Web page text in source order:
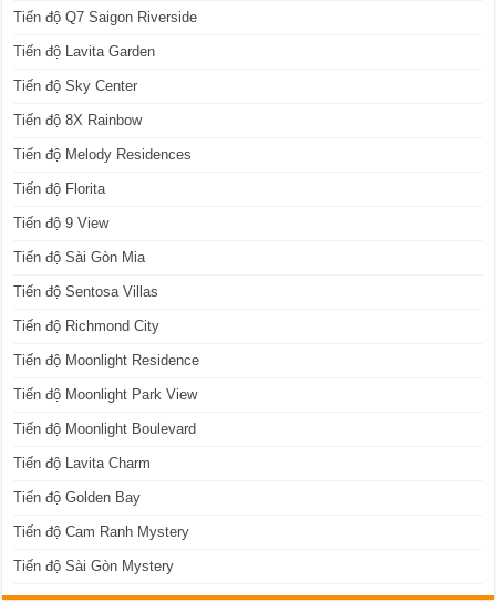
Tiến độ Q7 Saigon Riverside
Tiến độ Lavita Garden
Tiến độ Sky Center
Tiến độ 8X Rainbow
Tiến độ Melody Residences
Tiến độ Florita
Tiến độ 9 View
Tiến độ Sài Gòn Mia
Tiến độ Sentosa Villas
Tiến độ Richmond City
Tiến độ Moonlight Residence
Tiến độ Moonlight Park View
Tiến độ Moonlight Boulevard
Tiến độ Lavita Charm
Tiến độ Golden Bay
Tiến độ Cam Ranh Mystery
Tiến độ Sài Gòn Mystery